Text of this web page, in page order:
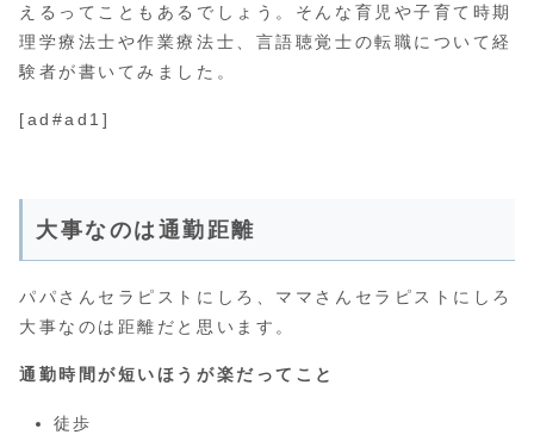
えるってこともあるでしょう。そんな育児や子育て時期
理学療法士や作業療法士、言語聴覚士の転職について経
験者が書いてみました。
[ad#ad1]
大事なのは通勤距離
パパさんセラピストにしろ、ママさんセラピストにしろ
大事なのは距離だと思います。
通勤時間が短いほうが楽だってこと
徒歩